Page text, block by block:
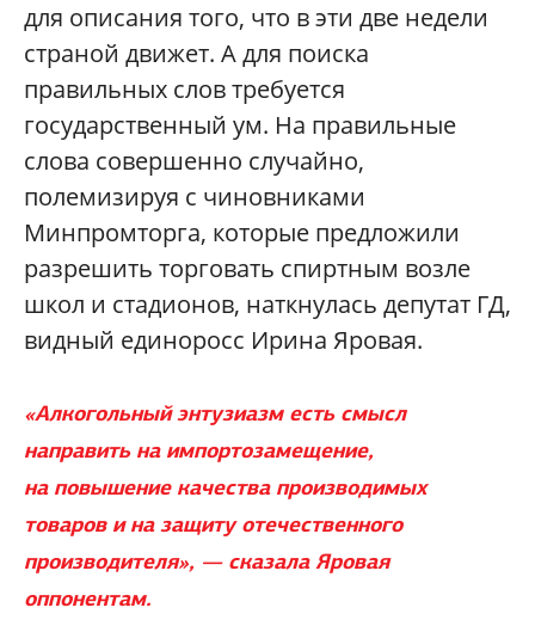
для описания того, что в эти две недели
страной движет. А для поиска
правильных слов требуется
государственный ум. На правильные
слова совершенно случайно,
полемизируя с чиновниками
Минпромторга, которые предложили
разрешить торговать спиртным возле
школ и стадионов, наткнулась депутат ГД,
видный единоросс Ирина Яровая.
«Алкогольный энтузиазм есть смысл
направить на импортозамещение,
на повышение качества производимых
товаров и на защиту отечественного
производителя», — сказала Яровая
оппонентам.